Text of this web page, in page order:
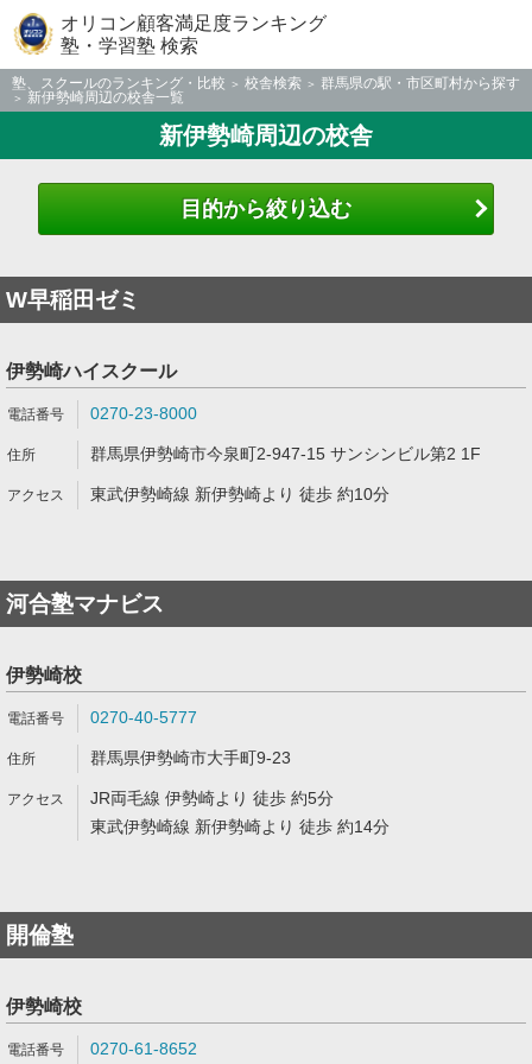
オリコン顧客満足度ランキング
塾・学習塾 検索
塾、スクールのランキング・比較 校舎検索
群馬県の駅・市区町村から探す
新伊勢崎周辺の校舎一覧
新伊勢崎周辺の校舎
目的から絞り込む
W早稲田ゼミ
伊勢崎ハイスクール
0270-23-8000
群馬県伊勢崎市今泉町2-947-15 サンシンビル第2 1F
東武伊勢崎線 新伊勢崎より 徒歩 約10分
河合塾マナビス
伊勢崎校
0270-40-5777
群馬県伊勢崎市大手町9-23
JR両毛線 伊勢崎より 徒歩 約5分
東武伊勢崎線 新伊勢崎より 徒歩 約14分
開倫塾
伊勢崎校
0270-61-8652